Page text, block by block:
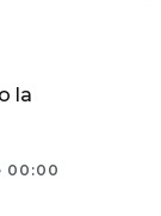
la
00:00